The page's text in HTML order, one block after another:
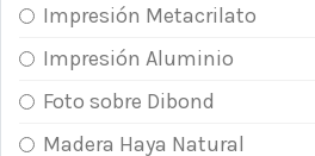
Impresión Metacrilato
Impresión Aluminio
Foto sobre Dibond
Madera Haya Natural